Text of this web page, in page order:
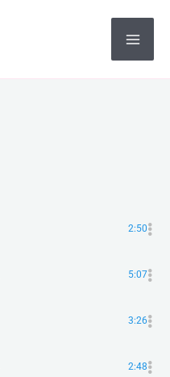
2:50
5:07
3:26
2:48